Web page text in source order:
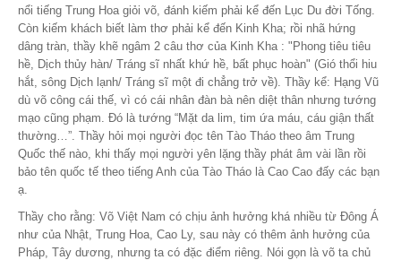
nổi tiếng Trung Hoa giỏi võ, đánh kiếm phải kể đến Lục Du đời Tống.
Còn kiếm khách biết làm thơ phải kể đến Kinh Kha; rồi nhã hứng
dâng tràn, thầy khẽ ngâm 2 câu thơ của Kinh Kha : "Phong tiêu tiêu
hề, Dịch thủy hàn/ Tráng sĩ nhất khứ hề, bất phục hoàn" (Gió thổi hiu
hắt, sông Dịch lạnh/ Tráng sĩ một đi chẳng trở về). Thầy kể: Hạng Vũ
dù võ công cái thế, vì có cái nhân đàn bà nên diệt thân nhưng tướng
mạo cũng phạm. Đó là tướng “Mặt da lim, tim ứa máu, cáu giận thất
thường…”. Thầy hỏi mọi người đọc tên Tào Tháo theo âm Trung
Quốc thế nào, khi thấy mọi người yên lặng thầy phát âm vài lần rồi
bảo tên quốc tế theo tiếng Anh của Tào Tháo là Cao Cao đấy các bạn
ạ.
Thầy cho rằng: Võ Việt Nam có chịu ảnh hưởng khá nhiều từ Đông Á
như của Nhật, Trung Hoa, Cao Ly, sau này có thêm ảnh hưởng của
Pháp, Tây dương, nhưng ta có đặc điểm riêng. Nói gọn là võ ta chủ